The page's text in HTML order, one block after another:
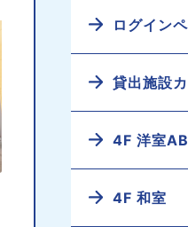
ログイン
貸出施設
4F 洋室
4F 和室